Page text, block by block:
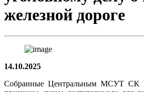
железной дороге
14.10.2025
Собранные Центральным МСУТ СК